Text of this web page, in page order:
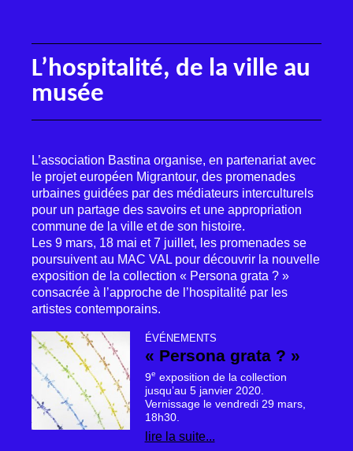
L’hospitalité, de la ville au
musée
L’association Bastina organise, en partenariat avec
le projet européen Migrantour, des promenades
urbaines guidées par des médiateurs interculturels
pour un partage des savoirs et une appropriation
commune de la ville et de son histoire.
Les 9 mars, 18 mai et 7 juillet, les promenades se
poursuivent au MAC VAL pour découvrir la nouvelle
exposition de la collection « Persona grata ? »
consacrée à l’approche de l’hospitalité par les
artistes contemporains.
ÉVÉNEMENTS
« Persona grata ? »
9e exposition de la collection
jusqu’au 5 janvier 2020.
Vernissage le vendredi 29 mars,
18h30.
lire la suite...